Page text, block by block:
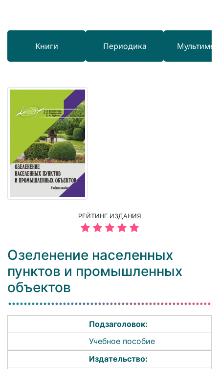
Книги Периодика
РЕЙТИНГ ИЗДАНИЯ
Озеленение населенных
пунктов и промышленных
объектов
Подзаголовок:
Учебное пособие
Издательство: